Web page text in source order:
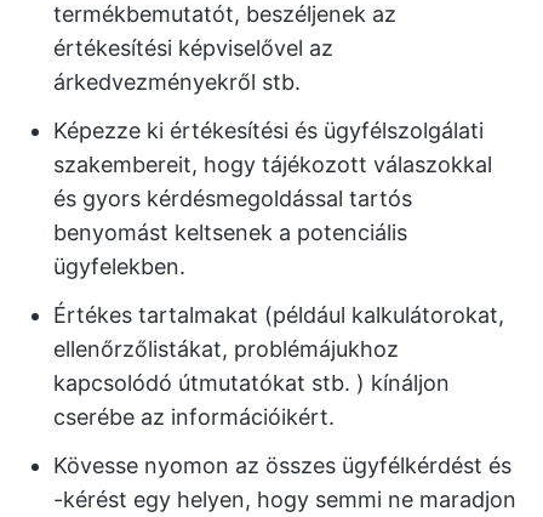
termékbemutatót, beszéljenek az
értékesítési képviselővel az
árkedvezményekről stb.
Képezze ki értékesítési és ügyfélszolgálati
szakembereit, hogy tájékozott válaszokkal
és gyors kérdésmegoldással tartós
benyomást keltsenek a potenciális
ügyfelekben.
Értékes tartalmakat (például kalkulátorokat,
ellenőrzőlistákat, problémájukhoz
kapcsolódó útmutatókat stb. ) kínáljon
cserébe az információikért.
Kövesse nyomon az összes ügyfélkérdést és
-kérést egy helyen, hogy semmi ne maradjon